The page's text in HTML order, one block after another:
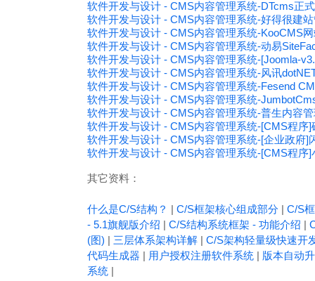
软件开发与设计 - CMS内容管理系统-DTcms正
软件开发与设计 - CMS内容管理系统-好得很建
软件开发与设计 - CMS内容管理系统-KooCMS
软件开发与设计 - CMS内容管理系统-动易
软件开发与设计 - CMS内容管理系统-[Joomla-
软件开发与设计 - CMS内容管理系统-风讯
软件开发与设计 - CMS内容管理系统-Fesend
软件开发与设计 - CMS内容管理系统-
软件开发与设计 - CMS内容管理系统-普生内容
软件开发与设计 - CMS内容管理系统-[CMS程序
软件开发与设计 - CMS内容管理系统-[企业政府]
软件开发与设计 - CMS内容管理系统-[CMS程序
其它资料：
什么是C/S结构？ | C/S框架核心组成部分 | C/S
- 5.1旗舰版介绍 | C/S结构系统框架 - 功能介绍 |
(图) | 三层体系架构详解 | C/S架构轻量级快速开
代码生成器 | 用户授权注册软件系统 | 版本自动
系统 |